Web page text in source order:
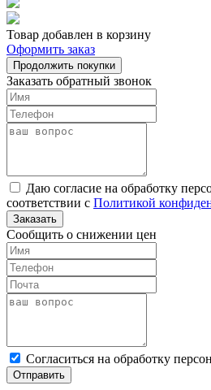
Товар добавлен в корзину
Оформить заказ
Продолжить покупки
Заказать обратный звонок
Даю согласие на обработку
соответствии с Политикой
Заказать
Сообщить о снижении цен
Cогласиться на обработку
Отправить